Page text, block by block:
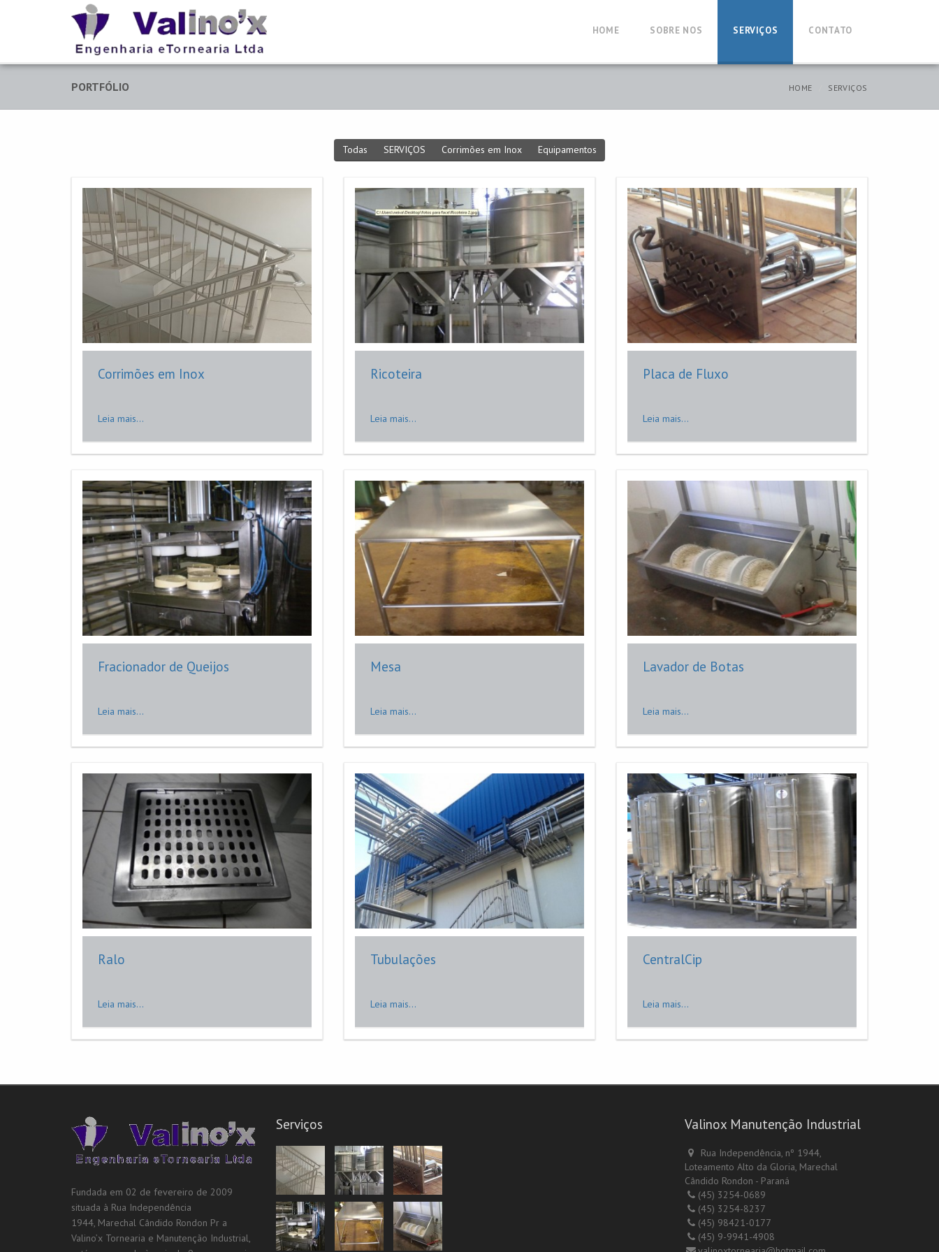
HOME SOBRE NOS SERVIÇOS CONTATO
PORTFÓLIO HOME SERVIÇOS
Todas SERVIÇOS Corrimões em Inox Equipamentos
Corrimões em Inox
Leia mais...
Ricoteira
Leia mais...
Placa de Fluxo
Leia mais...
Fracionador de Queijos
Leia mais...
Mesa
Leia mais...
Lavador de Botas
Leia mais...
Ralo
Leia mais...
Tubulações
Leia mais...
CentralCip
Leia mais...
Fundada em 02 de fevereiro de 2009
situada à Rua Independência
1944, Marechal Cândido Rondon Pr a
Valino’x Tornearia e Manutenção Industrial,
Serviços Valinox Manutenção Industrial
Rua Independência, nº 1944,
Loteamento Alto da Gloria, Marechal
Cândido Rondon - Paraná
(45) 3254-0689
(45) 3254-8237
(45) 98421-0177
(45) 9-9941-4908